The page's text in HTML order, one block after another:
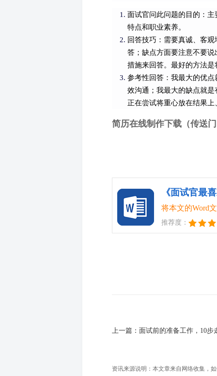
面试官问此问题的目的：
特点和职业素养。
回答技巧：需要真诚、客
答；缺点方面要注意不要
措施来回答。最好的方法
参考性回答：我最大的优
效沟通；我最大的缺点就
正在尝试将重心放在结果
简历在线制作下载（传送
《面试官最
将本文的Word
推荐度：
上一篇： 面试前的准备工作，10步
资讯来源说明：本文章来自网络收集，